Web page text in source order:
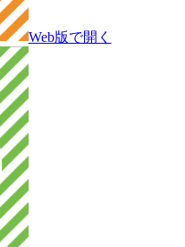
Web版で開く